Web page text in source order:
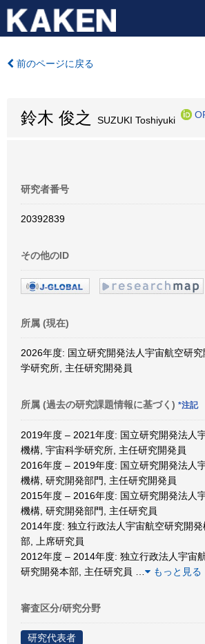
前のページに戻る
鈴木 俊之 SUZUKI Toshiyuki
研究者番号
20392839
その他のID
所属 (現在)
2026年度: 国立研究開発法人宇宙航空研
学研究所, 主任研究開発員
所属 (過去の研究課題情報に基づく) *注記
2019年度 – 2021年度: 国立研究開発法人
機構, 宇宙科学研究所, 主任研究開発員
2016年度 – 2019年度: 国立研究開発法人
機構, 研究開発部門, 主任研究開発員
2015年度 – 2016年度: 国立研究開発法人
機構, 研究開発部門, 主任研究員
2014年度: 独立行政法人宇宙航空研究開
部, 上席研究員
2012年度 – 2014年度: 独立行政法人宇宙
研究開発本部, 主任研究員
もっと見る
審査区分/研究分野
研究代表者